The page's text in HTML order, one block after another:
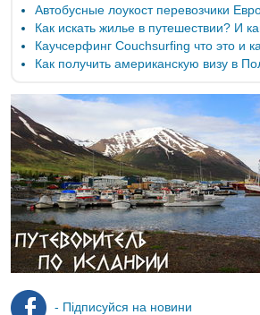
Автобусные лоукост перевозчики
Как искать жилье в путешествии? И
Каучсерфинг Couchsurfing что это и
Как получить американскую визу в
- Підписуйся на новини